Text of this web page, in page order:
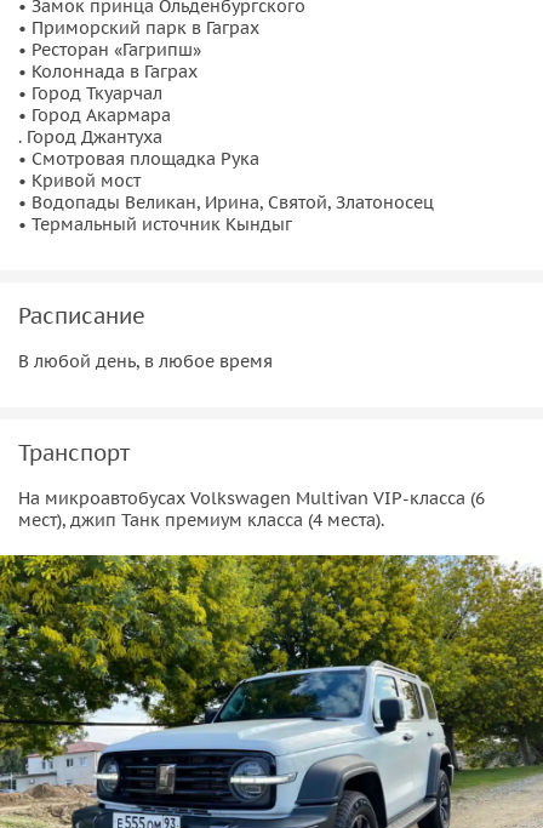
Завершится день очень «тепло» — в одном из природных
термальных источников — Кындыг
отдохнуть, расслабиться и ощутить всю целебную силу
источника.
Организационные моменты:
• По этому направлению нужно ехать только в хорошую
оплачивается отдельно на месте — 5000 руб.).
Важная информация:
виде, то рекомендуем взять загранпаспорт, иначе могут не
пропустить.
• Дети до 18 лет могут ехать только в сопровождении
взрослого.
• Если ребенок едет без сопровождения законного
родителя, то нужно предоставить нотариальную
доверенность (оригинал) с разрешением от родителей на
доверенное лицо на въезд в Абхазию.
• Необходимо подтверждение отсутствия судимостей и
задолженностей перед судебными приставами (заходим
на Госуслуги и на ФССП, и по ИНН проверяем, есть ли
запрет на выезд).
• Домашних животных провозить можно, но обязательно
• Замок принца Ольденбургского
• Приморский парк в Гаграх
• Ресторан «Гагрипш»
• Колоннада в Гаграх
• Город Ткуарчал
• Город Акармара
. Город Джантуха
• Смотровая площадка Рука
• Кривой мост
• Водопады Великан, Ирина, Святой, Златоносец
• Термальный источник Кындыг
Расписание
В любой день, в любое время
Транспорт
На микроавтобусах Volkswagen Multivan VIP-класса (6
мест), джип Танк премиум класса (4 места).